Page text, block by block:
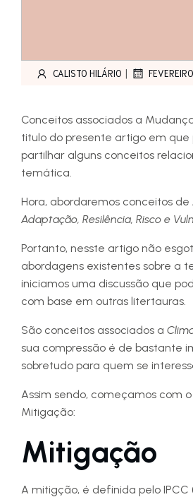
CALISTO HILÁRIO |
Conceitos associados a
titulo do presente artigo em
partilhar alguns conceitos relacionados a esta
temática.
Hora, abordaremos conceitos de
Adaptação, Resilência, Risco e
Portanto, nesste artigo não
abordagens existentes sobre a
iniciamos uma discussão que pode ser fortalecida
com base em outras litertauras.
São conceitos associados a
sua compressão é de bastante
sobretudo para quem se
Assim sendo, começamos com
Mitigação:
Mitigação
A mitigção, é definida pelo IPCC